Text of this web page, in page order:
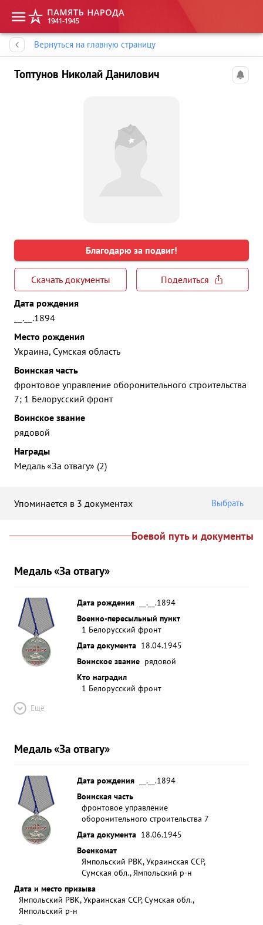
Вернуться на главную страницу
Топтунов Николай Данилович
Благодарю за подвиг!
Скачать документы
Поделиться
Дата рождения
__.__.1894
Место рождения
Украина, Сумская область
Воинская часть
фронтовое управление оборонительного строительства
7; 1 Белорусский фронт
Воинское звание
рядовой
Награды
Медаль «За отвагу» (2)
Упоминается в 3 документах Выбрать
Боевой путь и документы
Медаль «За отвагу»
Дата рождения
__.__.1894
Военно-пересыльный пункт
1 Белорусский фронт
Дата документа 18.04.1945
Воинское звание рядовой
Кто наградил
1 Белорусский фронт
Ещё
Медаль «За отвагу»
Дата рождения
__.__.1894
Воинская часть
фронтовое управление
оборонительного строительства 7
Дата документа 18.06.1945
Военкомат
Ямпольский РВК, Украинская ССР,
Сумская обл., Ямпольский р-н
Дата и место призыва
Ямпольский РВК, Украинская ССР, Сумская обл.,
Ямпольский р-н
Память народа